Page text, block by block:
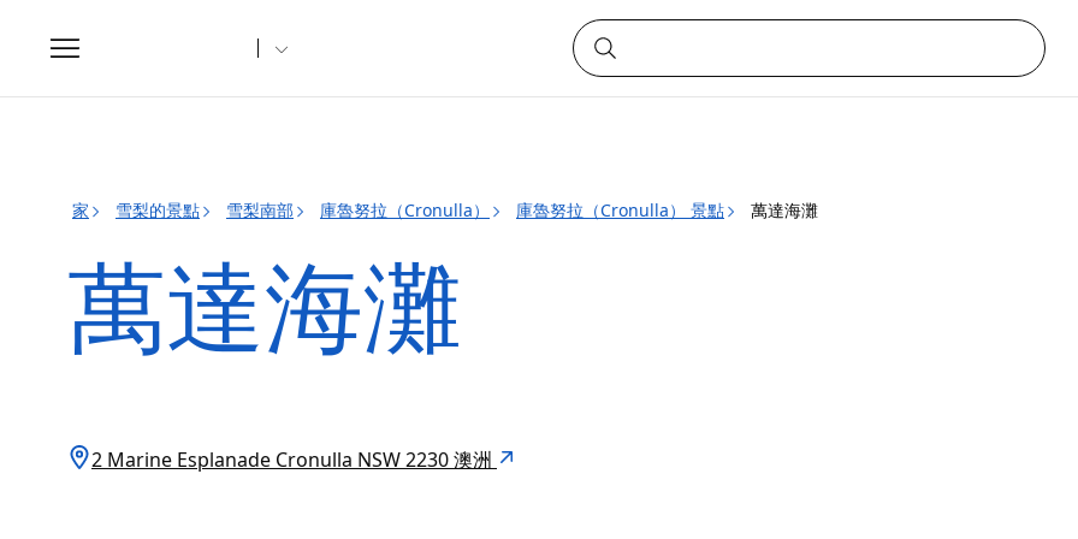
Toggle
navigation
家 雪梨的景點 雪梨南部 庫魯努拉（Cronulla） 庫魯努拉（Cronulla） 景點 萬達海灘
萬達海灘
2 Marine Esplanade Cronulla NSW 2230 澳洲